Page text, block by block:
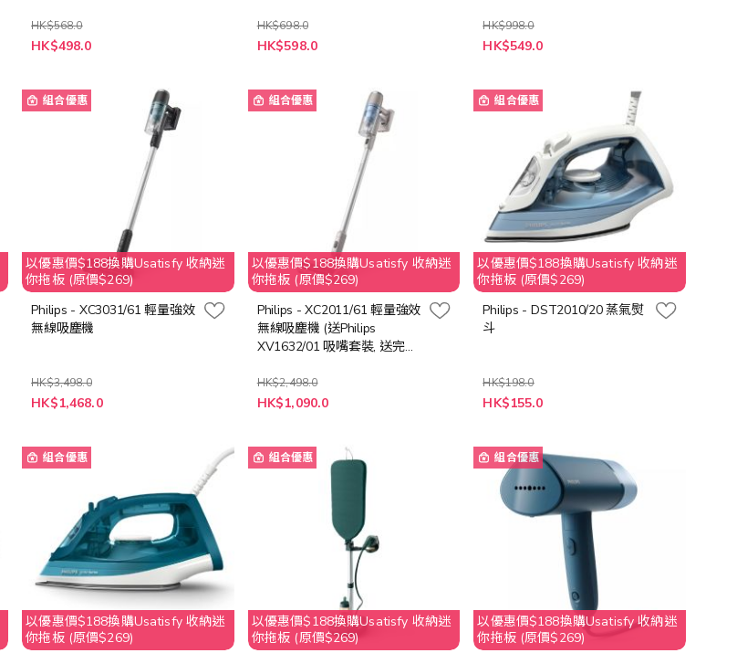
HK$568.0
特
殊
HK$498.0
HK$698.0
特
殊
HK$598.0
HK$998.0
特
殊
HK$549.0
組合優惠
以優惠價$188換購Usatisfy 收納迷
你拖板 (原價$269)
Philips - XC3031/61 輕量強效
無線吸塵機
HK$3,498.0
特
殊
HK$1,468.0
組合優惠
以優惠價$188換購Usatisfy 收納迷
你拖板 (原價$269)
Philips - XC2011/61 輕量強效
無線吸塵機 (送Philips
XV1632/01 吸嘴套裝, 送完即
HK$2,498.0
特
殊
HK$1,090.0
組合優惠
以優惠價$188換購Usatisfy 收納迷
你拖板 (原價$269)
Philips - DST2010/20 蒸氣熨
斗
HK$198.0
特
殊
HK$155.0
組合優惠
以優惠價$188換購Usatisfy 收納迷
你拖板 (原價$269)
組合優惠
以優惠價$188換購Usatisfy 收納迷
你拖板 (原價$269)
組合優惠
以優惠價$188換購Usatisfy 收納迷
你拖板 (原價$269)